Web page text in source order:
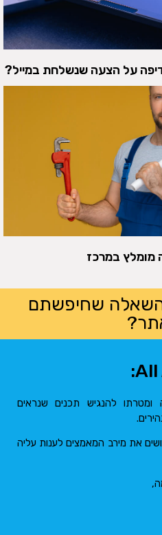
על הצעה שנשלחת במייל?
מומלץ במרכז
שחיפשתם
להנגיש תכנים שנראים
את מירב המאמצים לענות עליה